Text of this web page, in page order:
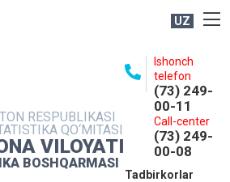
UZ
RESPUBLIKASI
QO‘MITASI
VILOYATI
BOSHQARMASI
Ishonch
telefon
(73) 249-
00-11
Call-center
(73) 249-
00-08
Tadbirkorlar
NASHRLAR
XIZMATLAR
MATBUOT XIZMATI